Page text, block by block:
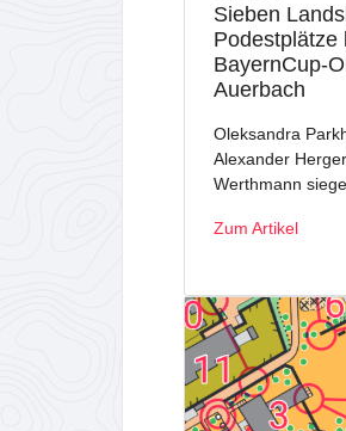
Sieben
Podestplätze
BayernCup-
Auerbach
Oleksandra
Alexander
Werthmann
Zum Artikel